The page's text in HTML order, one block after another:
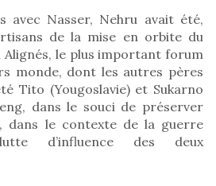
avec Nasser, Nehru avait été,
de la mise en orbite du
Alignés, le plus important forum
monde, dont les autres pères
Tito (Yougoslavie) et Sukarno
dans le souci de préserver
dans le contexte de la guerre
d’influence des deux